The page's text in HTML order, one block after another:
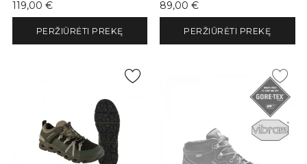
Kaina
119,00 €
PERŽIŪRĖTI PREKĘ
Kaina
89,00 €
PERŽIŪRĖTI PREKĘ